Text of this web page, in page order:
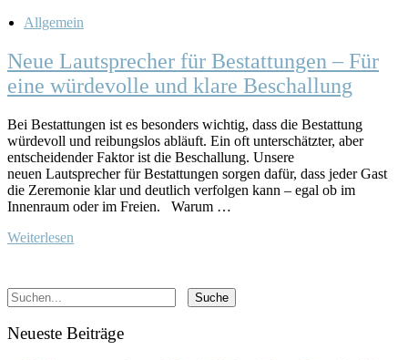
Allgemein
Neue Lautsprecher für Bestattungen – Für
eine würdevolle und klare Beschallung
Bei Bestattungen ist es besonders wichtig, dass die Bestattung
würdevoll und reibungslos abläuft. Ein oft unterschätzter, aber
entscheidender Faktor ist die Beschallung. Unsere
neuen Lautsprecher für Bestattungen sorgen dafür, dass jeder Gast
die Zeremonie klar und deutlich verfolgen kann – egal ob im
Innenraum oder im Freien. Warum …
Weiterlesen
Neueste Beiträge